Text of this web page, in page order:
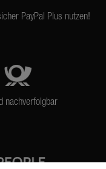
PayPal Plus nutzen!
nachverfolgbar